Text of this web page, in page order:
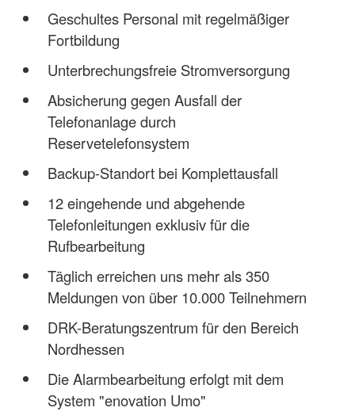
Geschultes Personal mit regelmäßiger
Fortbildung
Unterbrechungsfreie Stromversorgung
Absicherung gegen Ausfall der
Telefonanlage durch
Reservetelefonsystem
Backup-Standort bei Komplettausfall
12 eingehende und abgehende
Telefonleitungen exklusiv für die
Rufbearbeitung
Täglich erreichen uns mehr als 350
Meldungen von über 10.000 Teilnehmern
DRK-Beratungszentrum für den Bereich
Nordhessen
Die Alarmbearbeitung erfolgt mit dem
System "enovation Umo"